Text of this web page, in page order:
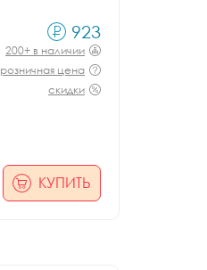
923
200+ в наличии
розничная цена
скидки
КУПИТЬ